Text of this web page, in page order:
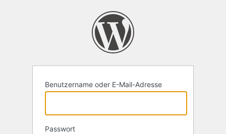
Benutzername oder E-Mail-Adresse
Passwort